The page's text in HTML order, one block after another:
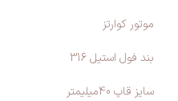
موتور کوارتز
بند فول استیل 316
سایز قاپ 40میلیمتر